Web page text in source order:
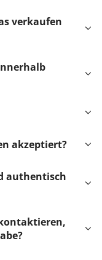
verkaufen
akzeptiert?
authentisch